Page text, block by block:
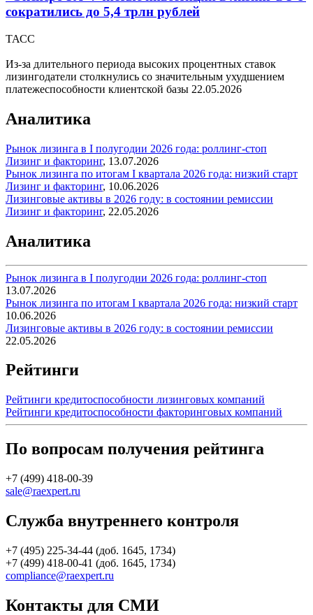
сократились до 5,4 трлн рублей
ТАСС
Из-за длительного периода высоких процентных ставок
лизингодатели столкнулись со значительным ухудшением
платежеспособности клиентской базы 22.05.2026
Аналитика
Рынок лизинга в I полугодии 2026 года: роллинг-стоп
Лизинг и факторинг, 13.07.2026
Рынок лизинга по итогам I квартала 2026 года: низкий старт
Лизинг и факторинг, 10.06.2026
Лизинговые активы в 2026 году: в состоянии ремиссии
Лизинг и факторинг, 22.05.2026
Аналитика
Рынок лизинга в I полугодии 2026 года: роллинг-стоп
13.07.2026
Рынок лизинга по итогам I квартала 2026 года: низкий старт
10.06.2026
Лизинговые активы в 2026 году: в состоянии ремиссии
22.05.2026
Рейтинги
Рейтинги кредитоспособности лизинговых компаний
Рейтинги кредитоспособности факторинговых компаний
По вопросам получения рейтинга
+7 (499) 418-00-39
sale@raexpert.ru
Служба внутреннего контроля
+7 (495) 225-34-44 (доб. 1645, 1734)
+7 (499) 418-00-41 (доб. 1645, 1734)
compliance@raexpert.ru
Контакты для СМИ